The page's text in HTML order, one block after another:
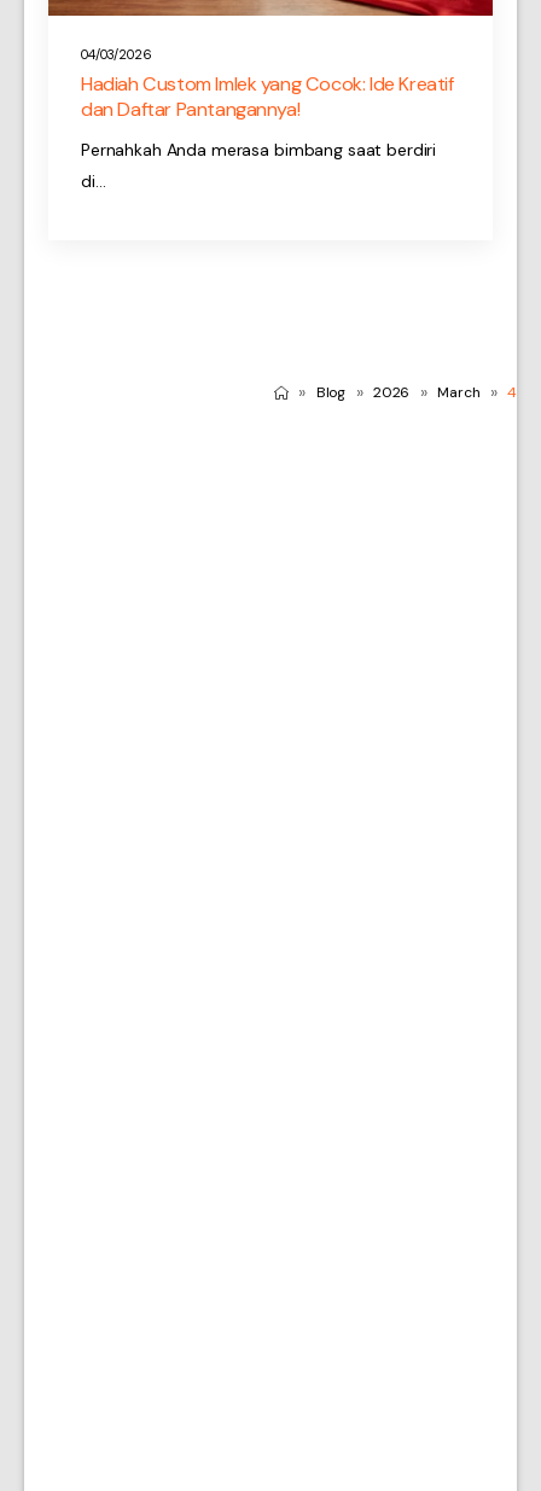
04/03/2026
Hadiah Custom Imlek yang Cocok: Ide Kreatif
dan Daftar Pantangannya!
Pernahkah Anda merasa bimbang saat berdiri
di…
» Blog » 2026 » March » 4